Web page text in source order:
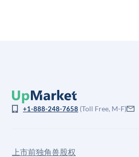
+1-888-248-7658 (Toll Free, M-F)
上市前独角兽股权